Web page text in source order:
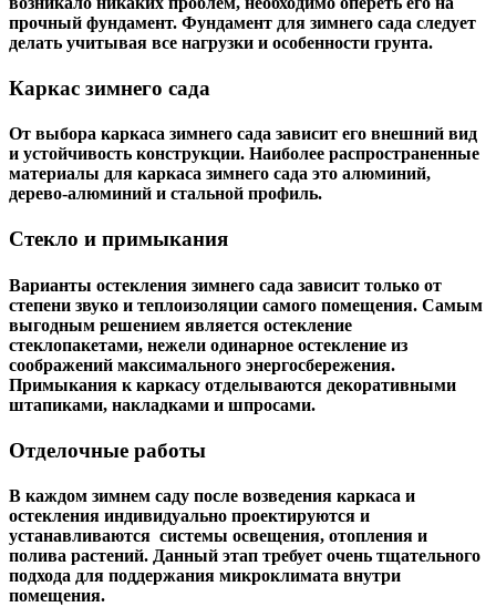
прочный фундамент. Фундамент для зимнего сада следует
делать учитывая все нагрузки и особенности грунта.
Каркас зимнего сада
От выбора каркаса зимнего сада зависит его внешний вид
и устойчивость конструкции. Наиболее распространенные
материалы для каркаса зимнего сада это алюминий,
дерево-алюминий и стальной профиль.
Стекло и примыкания
Варианты остекления зимнего сада зависит только от
степени звуко и теплоизоляции самого помещения. Самым
выгодным решением является остекление
стеклопакетами, нежели одинарное остекление из
соображений максимального энергосбережения.
Примыкания к каркасу отделываются декоративными
штапиками, накладками и шпросами.
Отделочные работы
В каждом зимнем саду после возведения каркаса и
остекления индивидуально проектируются и
устанавливаются системы освещения, отопления и
полива растений. Данный этап требует очень тщательного
подхода для поддержания микроклимата внутри
помещения.